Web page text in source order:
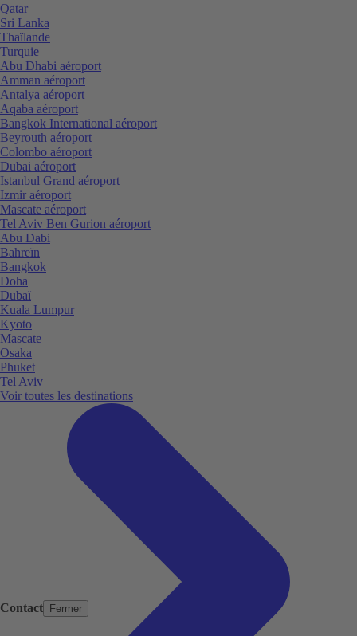
Contact Fermer
Qatar
Sri Lanka
Thaïlande
Turquie
Abu Dhabi aéroport
Amman aéroport
Antalya aéroport
Aqaba aéroport
Bangkok International aéroport
Beyrouth aéroport
Colombo aéroport
Dubai aéroport
Istanbul Grand aéroport
Izmir aéroport
Mascate aéroport
Tel Aviv Ben Gurion aéroport
Abu Dabi
Bahreïn
Bangkok
Doha
Dubaï
Kuala Lumpur
Kyoto
Mascate
Osaka
Phuket
Tel Aviv
Voir toutes les destinations